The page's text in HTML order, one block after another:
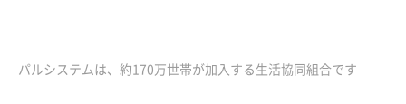
パルシステムは、約170万世帯が加入する生活協同組合です